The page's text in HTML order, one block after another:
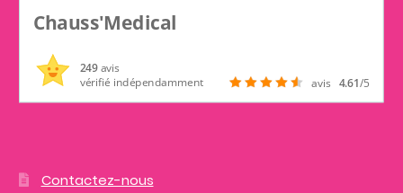
Chauss'Medical
249avis
vérifié indépendamment
avis 4.61/5
Contactez-nous